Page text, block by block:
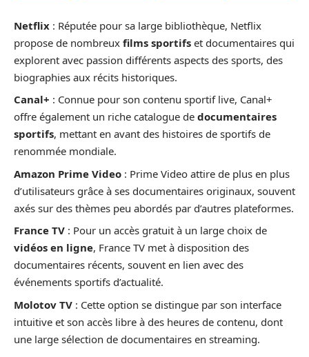
Netflix : Réputée pour sa large bibliothèque, Netflix
propose de nombreux films sportifs et documentaires qui
explorent avec passion différents aspects des sports, des
biographies aux récits historiques.
Canal+ : Connue pour son contenu sportif live, Canal+
offre également un riche catalogue de documentaires
sportifs, mettant en avant des histoires de sportifs de
renommée mondiale.
Amazon Prime Video : Prime Video attire de plus en plus
d’utilisateurs grâce à ses documentaires originaux, souvent
axés sur des thèmes peu abordés par d’autres plateformes.
France TV : Pour un accès gratuit à un large choix de
vidéos en ligne, France TV met à disposition des
documentaires récents, souvent en lien avec des
événements sportifs d’actualité.
Molotov TV : Cette option se distingue par son interface
intuitive et son accès libre à des heures de contenu, dont
une large sélection de documentaires en streaming.